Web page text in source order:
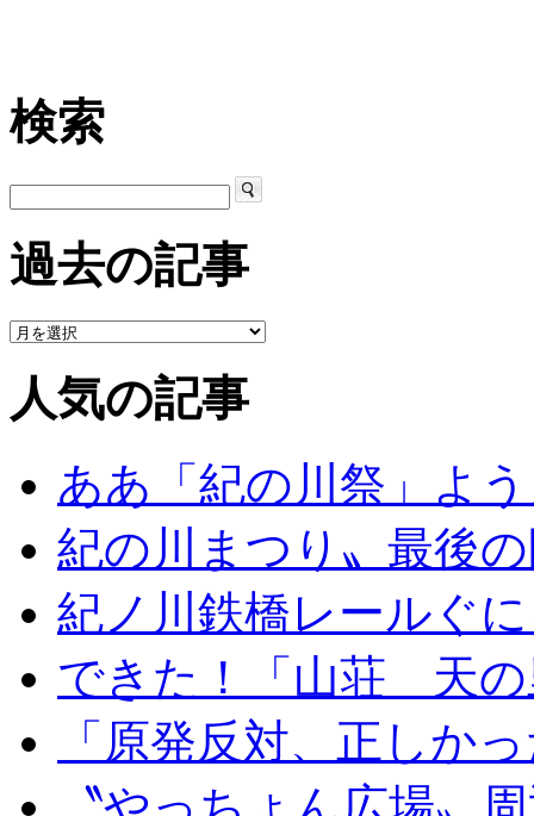
検索
過去の記事
人気の記事
ああ「紀の川祭」よ
紀の川まつり〟最後
紀ノ川鉄橋レールぐ
できた！「山荘 天の
「原発反対、正しか